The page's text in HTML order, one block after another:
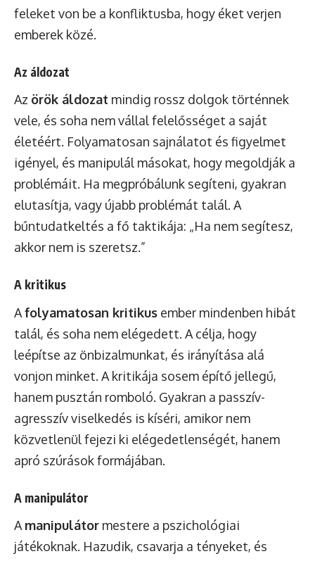
feleket von be a konfliktusba, hogy éket verjen
emberek közé.
Az áldozat
Az örök áldozat mindig rossz dolgok történnek
vele, és soha nem vállal felelősséget a saját
életéért. Folyamatosan sajnálatot és figyelmet
igényel, és manipulál másokat, hogy megoldják a
problémáit. Ha megpróbálunk segíteni, gyakran
elutasítja, vagy újabb problémát talál. A
bűntudatkeltés a fő taktikája: „Ha nem segítesz,
akkor nem is szeretsz.”
A kritikus
Afolyamatosan kritikus ember mindenben hibát
talál, és soha nem elégedett. A célja, hogy
leépítse az önbizalmunkat, és irányítása alá
vonjon minket. A kritikája sosem építő jellegű,
hanem pusztán romboló. Gyakran a passzív-
agresszív viselkedés is kíséri, amikor nem
közvetlenül fejezi ki elégedetlenségét, hanem
apró szúrások formájában.
A manipulátor
A manipulátor mestere a pszichológiai
játékoknak. Hazudik, csavarja a tényeket, és